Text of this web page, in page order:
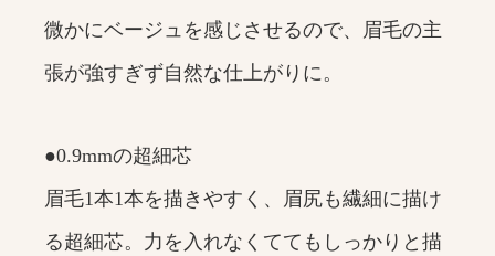
微かにベージュを感じさせるので、眉毛の主
張が強すぎず自然な仕上がりに。
●0.9mmの超細芯
眉毛1本1本を描きやすく、眉尻も繊細に描け
る超細芯。力を入れなくててもしっかりと描